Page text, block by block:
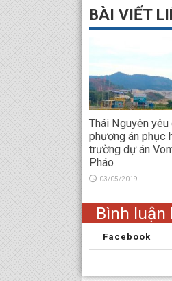
BÀI VIẾT
Thái Nguyên
phương án phục
trường dự án
Pháo
03/05/2019
Bình luận
Facebook